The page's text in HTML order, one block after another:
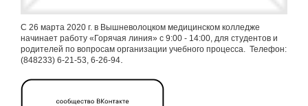
С 26 марта 2020 г. в Вышневолоцком медицинском колледже
начинает работу «Горячая линия» с 9:00 - 14:00, для студентов и
родителей по вопросам организации учебного процесса. Телефон:
(848233) 6-21-53, 6-26-94.